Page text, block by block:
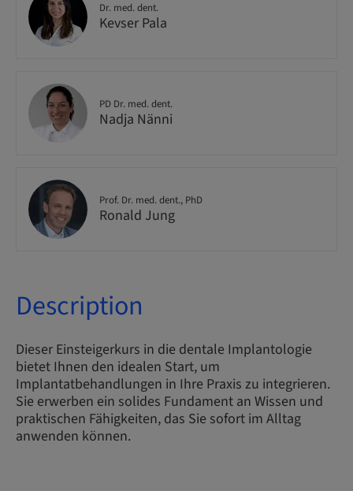
Dr. med. dent.
Kevser Pala
PD Dr. med. dent.
Nadja Nänni
Prof. Dr. med. dent., PhD
Ronald Jung
Description
Dieser Einsteigerkurs in die dentale Implantologie
bietet Ihnen den idealen Start, um
Implantatbehandlungen in Ihre Praxis zu integrieren.
Sie erwerben ein solides Fundament an Wissen und
praktischen Fähigkeiten, das Sie sofort im Alltag
anwenden können.